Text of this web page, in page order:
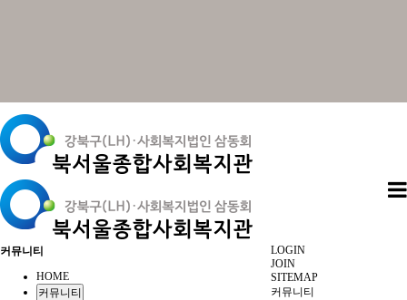
LOGIN
JOIN
SITEMAP
커뮤니티
커뮤니티
HOME
커뮤니티